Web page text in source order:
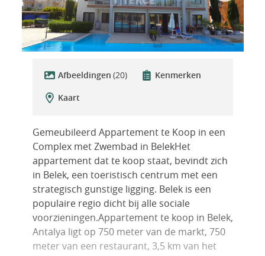
Afbeeldingen (20)
Kenmerken
Kaart
Gemeubileerd Appartement te Koop in een
Complex met Zwembad in BelekHet
appartement dat te koop staat, bevindt zich
in Belek, een toeristisch centrum met een
strategisch gunstige ligging. Belek is een
populaire regio dicht bij alle sociale
voorzieningen.Appartement te koop in Belek,
Antalya ligt op 750 meter van de markt, 750
meter van een restaurant, 3,5 km van het